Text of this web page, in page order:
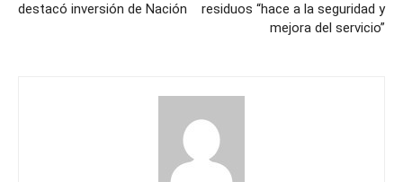
destacó inversión de Nación
residuos “hace a la seguridad y
mejora del servicio”